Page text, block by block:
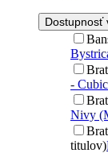
Dostupnosť
-
Nivy
titulov)